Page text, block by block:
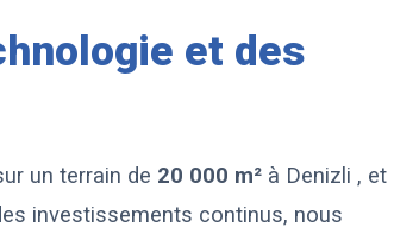
et des
un terrain de 20 000 m²à Denizli , et
investissements continus, nous